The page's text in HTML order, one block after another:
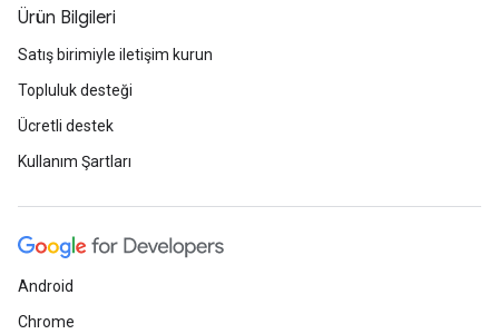
Ürün Bilgileri
Satış birimiyle iletişim kurun
Topluluk desteği
Ücretli destek
Kullanım Şartları
Android
Chrome